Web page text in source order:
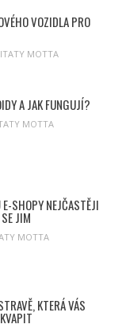
VOZIDLA PRO
MOTTA
A JAK FUNGUJÍ?
MOTTA
SHOPY NEJČASTĚJI
JIM
MOTTA
KTERÁ VÁS